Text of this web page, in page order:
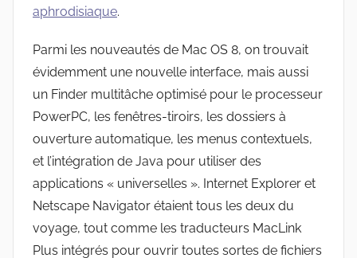
aphrodisiaque.
Parmi les nouveautés de Mac OS 8, on trouvait
évidemment une nouvelle interface, mais aussi
un Finder multitâche optimisé pour le processeur
PowerPC, les fenêtres-tiroirs, les dossiers à
ouverture automatique, les menus contextuels,
et l’intégration de Java pour utiliser des
applications « universelles ». Internet Explorer et
Netscape Navigator étaient tous les deux du
voyage, tout comme les traducteurs MacLink
Plus intégrés pour ouvrir toutes sortes de fichiers